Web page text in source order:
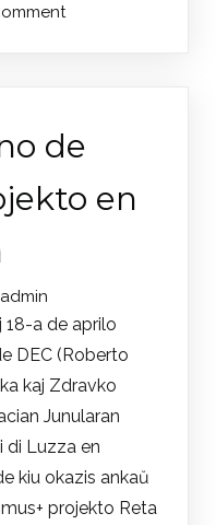
on
de
en
admin
18-a de aprilo
DEC (Roberto
kaj Zdravko
Junularan
di Luzza en
kiu okazis ankaŭ
projekto Reta